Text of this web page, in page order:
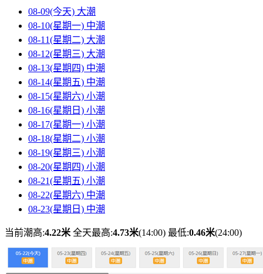
08-09(今天) 大潮
08-10(星期一) 中潮
08-11(星期二) 大潮
08-12(星期三) 大潮
08-13(星期四) 中潮
08-14(星期五) 中潮
08-15(星期六) 小潮
08-16(星期日) 小潮
08-17(星期一) 小潮
08-18(星期二) 小潮
08-19(星期三) 小潮
08-20(星期四) 小潮
08-21(星期五) 小潮
08-22(星期六) 中潮
08-23(星期日) 中潮
当前潮高:4.22米 全天最高:4.73米(14:00) 最低:0.46米(24:00)